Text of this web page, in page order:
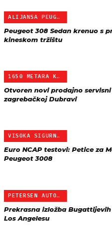
ALIJANSA PEUGEOT-CITROËN
Peugeot 308 Sedan krenuo s
kineskom tržištu
1650 METARA KVADRATNIH
Otvoren novi prodajno
zagrebačkoj Dubravi
VISOKA SIGURNOST
Euro NCAP testovi: Petice za
Peugeot 3008
PETERSEN AUTOMOTIVE MUZEJ
Prekrasna izložba
Los Angelesu